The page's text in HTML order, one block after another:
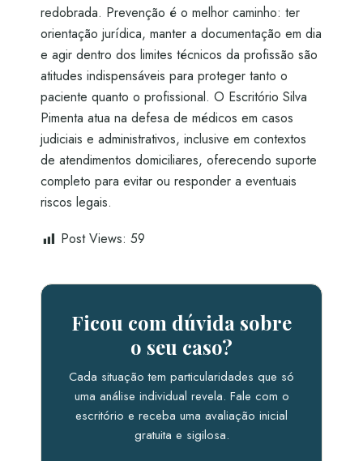
redobrada. Prevenção é o melhor caminho: ter
orientação jurídica, manter a documentação em dia
e agir dentro dos limites técnicos da profissão são
atitudes indispensáveis para proteger tanto o
paciente quanto o profissional. O Escritório Silva
Pimenta atua na defesa de médicos em casos
judiciais e administrativos, inclusive em contextos
de atendimentos domiciliares, oferecendo suporte
completo para evitar ou responder a eventuais
riscos legais.
Post Views: 59
Ficou com dúvida sobre
o seu caso?
Cada situação tem particularidades que só
uma análise individual revela. Fale com o
escritório e receba uma avaliação inicial
gratuita e sigilosa.